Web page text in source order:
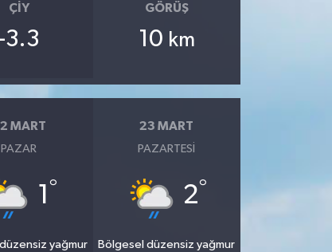
ÇIY
-3.3
GÖRÜŞ
10 km
MART
PAZAR
1 °
yağmur
23 MART
PAZARTESI
2°
Bölgesel düzensiz yağmur